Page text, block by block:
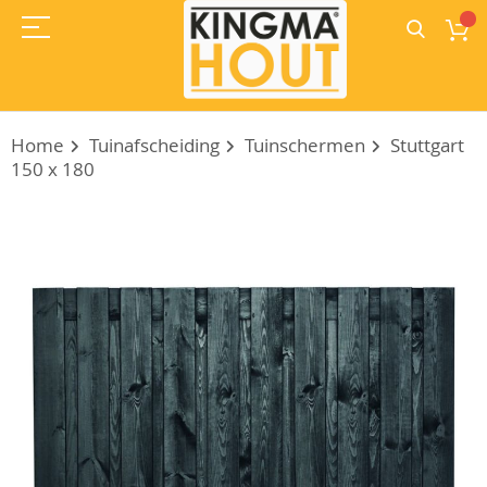
Home Tuinafscheiding Tuinschermen
Stuttgart
150 x 180
van
afbeeldingen-
gallerij